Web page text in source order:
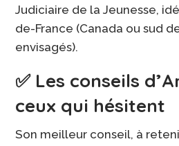
Judiciaire de la Jeunesse,
de-France (Canada ou sud
envisagés).
✅ Les conseils
ceux qui hésitent
Son meilleur conseil, à